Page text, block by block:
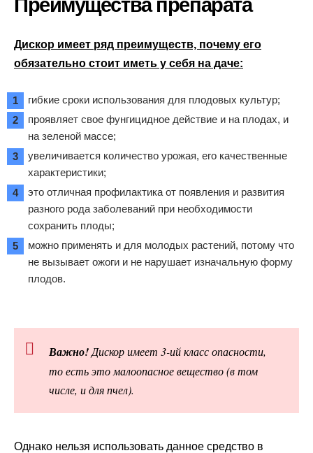
Преимущества препарата
Дискор имеет ряд преимуществ, почему его
обязательно стоит иметь у себя на даче:
гибкие сроки использования для плодовых культур;
проявляет свое фунгицидное действие и на плодах, и
на зеленой массе;
увеличивается количество урожая, его качественные
характеристики;
это отличная профилактика от появления и развития
разного рода заболеваний при необходимости
сохранить плоды;
можно применять и для молодых растений, потому что
не вызывает ожоги и не нарушает изначальную форму
плодов.
Важно! Дискор имеет 3-ий класс опасности,
то есть это малоопасное вещество (в том
числе, и для пчел).
Однако нельзя использовать данное средство в